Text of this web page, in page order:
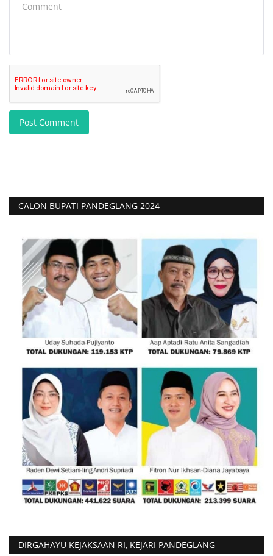
Post Comment
CALON BUPATI PANDEGLANG 2024
DIRGAHAYU KEJAKSAAN RI, KEJARI PANDEGLANG